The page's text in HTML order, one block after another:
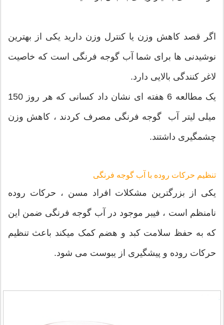
اگر قصد کاهش وزن یا کنترل وزن دارید یکی از بهترین
نوشیدنی ها برای شما آب گوجه فرنگی است که خاصیت
لاغر کنندگی بالایی دارد.
یک مطالعه 6 هفته ای نشان داد کسانی که هر روز 150
میلی لیتر آب گوجه فرنگی مصرف کردند ، کاهش وزن
چشمگیری داشتند.
تنظیم حرکات روده با آب گوجه فرنگی
یکی از بزرگترین مشکلات افراد مسن ، حرکات روده
نامنظم است ، فیبر موجود در آب گوجه فرنگی ضمن این
که به حفظ سلامت کبد و هضم کمک میکند باعث تنظیم
حرکات روده و پیشگیری از یبوست می شود.